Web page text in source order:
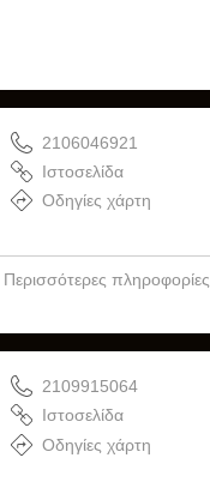
2106046921
Ιστοσελίδα
Οδηγίες χάρτη
Περισσότερες πληροφορίες
2109915064
Ιστοσελίδα
Οδηγίες χάρτη